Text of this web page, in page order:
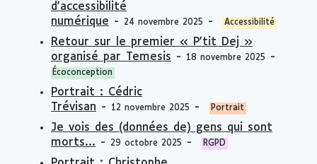
d'accessibilité
numérique - 24 novembre 2025 - Accessibilité
Retour sur le premier « P'tit Dej »
organisé par Temesis - 18 novembre 2025 -
Écoconception
Portrait : Cédric
Trévisan - 12 novembre 2025 - Portrait
Je vois des (données de) gens qui sont
morts... - 29 octobre 2025 - RGPD